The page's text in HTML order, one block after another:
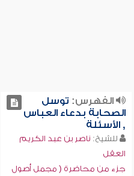
الفهرس: توسل
الصحابة بدعاء العباس
, الأسئلة
للشيخ: ناصر بن عبد الكريم
العقل
جزء من محاضرة ( مجمل أصول